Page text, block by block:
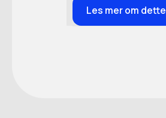
Les mer om dette